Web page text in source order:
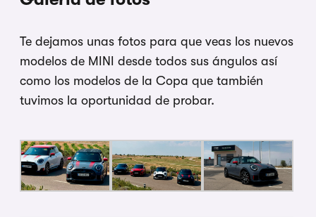
Te dejamos unas fotos para que veas los nuevos
modelos de MINI desde todos sus ángulos así
como los modelos de la Copa que también
tuvimos la oportunidad de probar.